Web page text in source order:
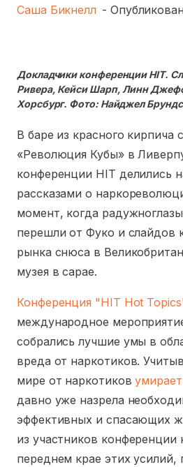
Саша Бикнелл -
Докладчики конференции HIT.
Ривера, Кейси Шарп, Линн
Хорсбург. Фото: Найджел
В баре из красного кирпича
«Революция Кубы» в
конференции HIT делились
рассказами о
момент, когда
перешли от Фуко и слайдов
рынка снюса в
музея в сарае.
Конференция "HIT Hot
международное
собрались лучшие умы в
вреда от наркотиков.
мире от наркотиков
давно уже назрела
эффективных и спасающих
из участников конференции
переднем крае этих усилий,